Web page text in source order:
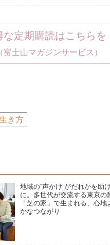
な定期購読はこちらを
士山マガジンサービス）
き方
地域の“声かけ”がだれかを助
に。多世代が交流する東京の
「芝の家」で生まれる、心地
かなつながり